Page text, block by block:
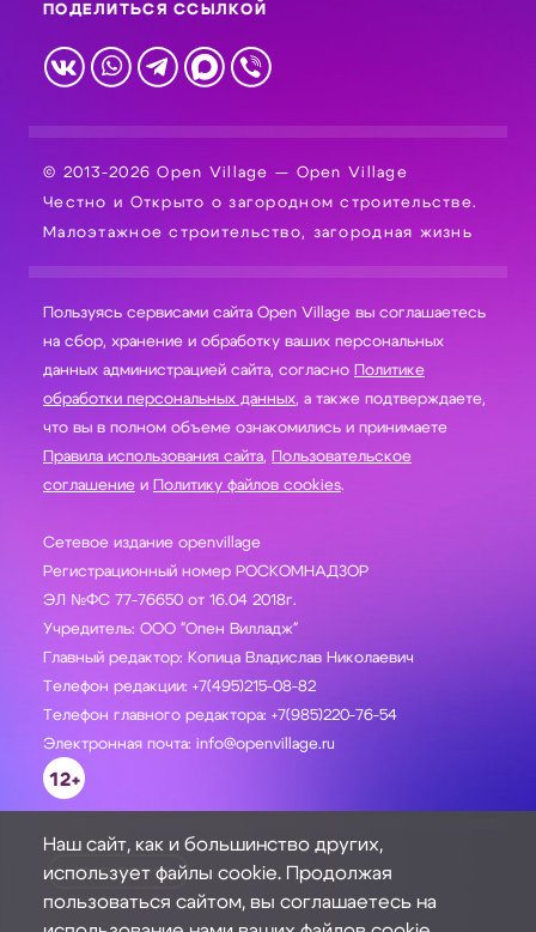
ПОДЕЛИТЬСЯ ССЫЛКОЙ
© 2013-2026 Open Village — Open Village
Честно и Открыто о загородном строительстве.
Малоэтажное строительство, загородная жизнь
Пользуясь сервисами сайта Open Village вы соглашаетесь
на сбор, хранение и обработку ваших персональных
данных администрацией сайта, согласно Политике
обработки персональных данных, а также подтверждаете,
что вы в полном объеме ознакомились и принимаете
Правила использования сайта, Пользовательское
соглашение и Политику файлов cookies.
Сетевое издание openvillage
Регистрационный номер РОСКОМНАДЗОР
ЭЛ №ФС 77-76650 от 16.04 2018г.
Учредитель: ООО "Опен Вилладж"
Главный редактор: Копица Владислав Николаевич
Телефон редакции: +7(495)215-08-82
Телефон главного редактора: +7(985)220-76-54
Электронная почта: info@openvillage.ru
12+
ЗАДАТЬ ВОПРОС
Наш сайт, как и большинство других,
использует файлы cookie. Продолжая
пользоваться сайтом, вы соглашаетесь на